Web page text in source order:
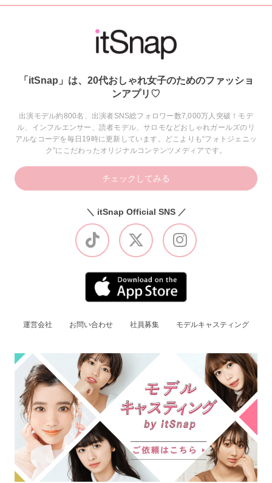
「itSnap」は、20代おしゃれ女子のためのファッショ
ンアプリ♡
出演モデル約800名、出演者SNS総フォロワー数7,000万人突破！モデ
ル、インフルエンサー、読者モデル、サロモなどおしゃれガールズのリ
アルなコーデを毎日19時に更新しています。どこよりも“フォトジェニッ
ク”にこだわったオリジナルコンテンツメディアです。
チェックしてみる
＼ itSnap Official SNS ／
運営会社 お問い合わせ 社員募集 モデルキャスティング